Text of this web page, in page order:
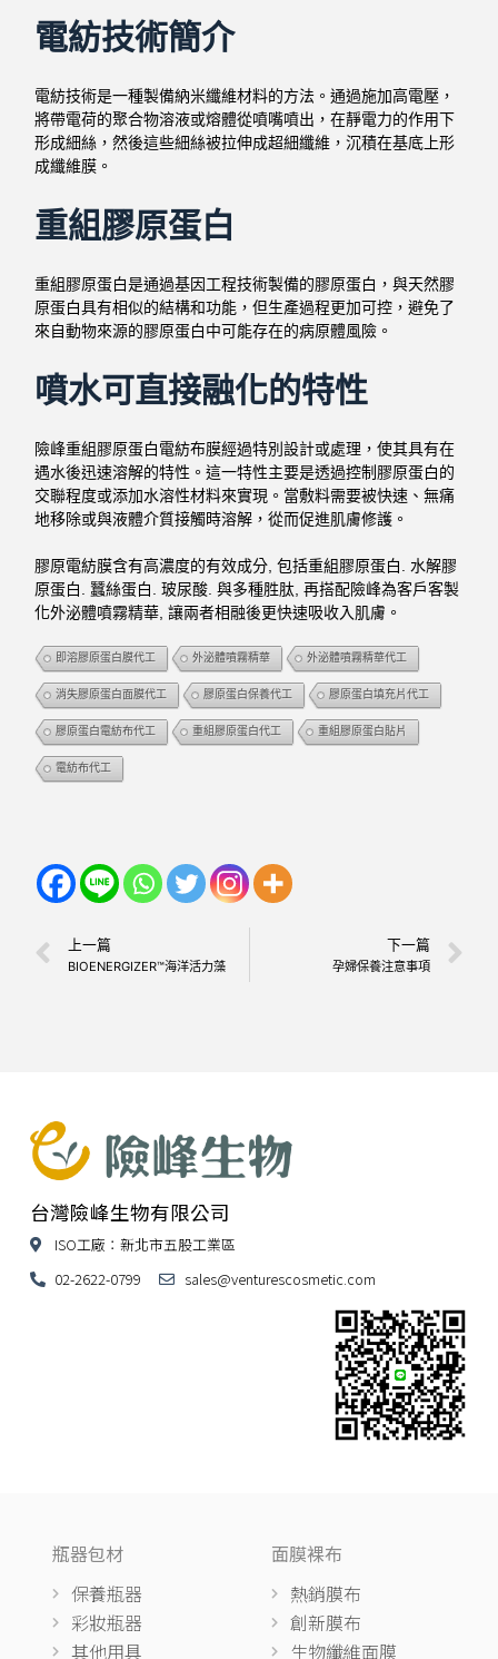
電紡技術簡介
電紡技術是一種製備納米纖維材料的方法。通過施加高電壓，
將帶電荷的聚合物溶液或熔體從噴嘴噴出，在靜電力的作用下
形成細絲，然後這些細絲被拉伸成超細纖維，沉積在基底上形
成纖維膜。
重組膠原蛋白
重組膠原蛋白是通過基因工程技術製備的膠原蛋白，與天然膠
原蛋白具有相似的結構和功能，但生產過程更加可控，避免了
來自動物來源的膠原蛋白中可能存在的病原體風險。
噴水可直接融化的特性
險峰重組膠原蛋白電紡布膜經過特別設計或處理，使其具有在
遇水後迅速溶解的特性。這一特性主要是透過控制膠原蛋白的
交聯程度或添加水溶性材料來實現。當敷料需要被快速、無痛
地移除或與液體介質接觸時溶解，從而促進肌膚修護。
膠原電紡膜含有高濃度的有效成分, 包括重組膠原蛋白. 水解膠
原蛋白. 蠶絲蛋白. 玻尿酸. 與多種胜肽, 再搭配險峰為客戶客製
化外泌體噴霧精華, 讓兩者相融後更快速吸收入肌膚。
即溶膠原蛋白膜代工 外泌體噴霧精華 外泌體噴霧精華代工
消失膠原蛋白面膜代工 膠原蛋白保養代工 膠原蛋白填充片代工
膠原蛋白電紡布代工 重組膠原蛋白代工 重組膠原蛋白貼片
電紡布代工
上一篇
BIOENERGIZER™海洋活力藻
下一篇
孕婦保養注意事項
台灣險峰生物有限公司
ISO工廠：新北市五股工業區
02-2622-0799
sales@venturescosmetic.com
瓶器包材
保養瓶器
彩妝瓶器
其他用具
面膜裸布
熱銷膜布
創新膜布
生物纖維面膜